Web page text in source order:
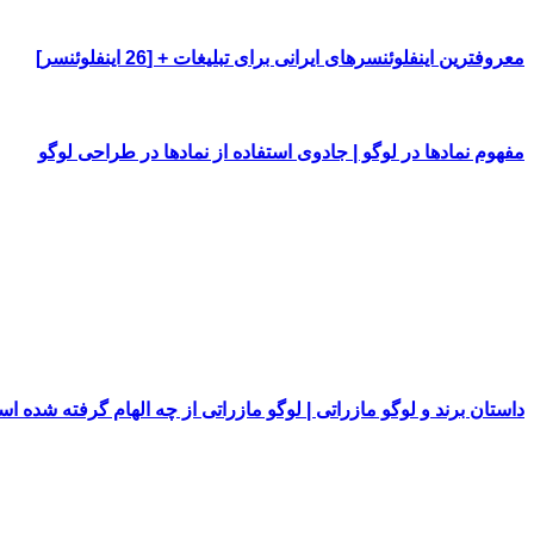
معروفترین اینفلوئنسرهای ایرانی برای تبلیغات + [26 اینفلوئنسر]
مفهوم نمادها در لوگو | جادوی استفاده از نمادها در طراحی لوگو
داستان برند و لوگو مازراتی | لوگو مازراتی از چه الهام گرفته شده